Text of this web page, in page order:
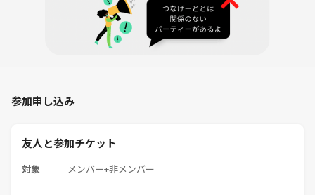
参加申し込み
友人と参加チケット
対象 メンバー+非メンバー